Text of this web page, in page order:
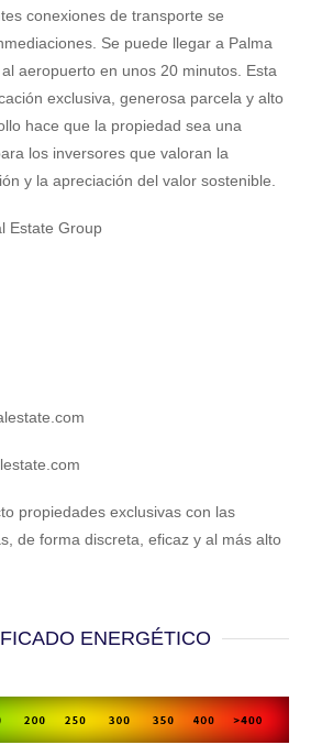
conexiones de transporte se
Se puede llegar a Palma
aeropuerto en unos 20 minutos. Esta
exclusiva, generosa parcela y alto
hace que la propiedad sea una
los inversores que valoran la
y la apreciación del valor sostenible.
Estate Group
propiedades exclusivas con las
de forma discreta, eficaz y al más alto
ENERGÉTICO